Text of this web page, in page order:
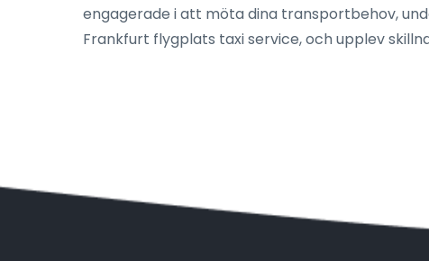
engagerade i att möta dina transportbehov,
Frankfurt flygplats taxi service, och upplev